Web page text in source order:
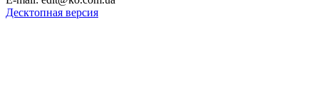
Десктопная версия